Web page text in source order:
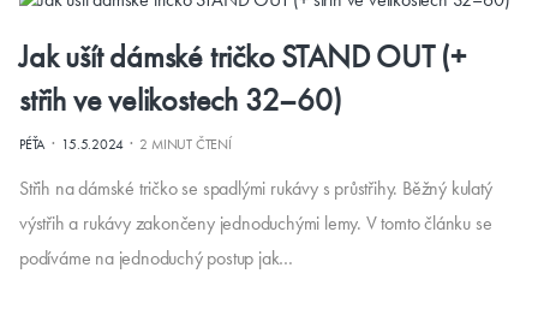
Jak ušít dámské tričko STAND OUT (+
střih ve velikostech 32–60)
PÉŤA· 15.5.2024· 2 MINUT ČTENÍ
Střih na dámské tričko se spadlými rukávy s průstřihy. Běžný kulatý
výstřih a rukávy zakončeny jednoduchými lemy. V tomto článku se
podíváme na jednoduchý postup jak…